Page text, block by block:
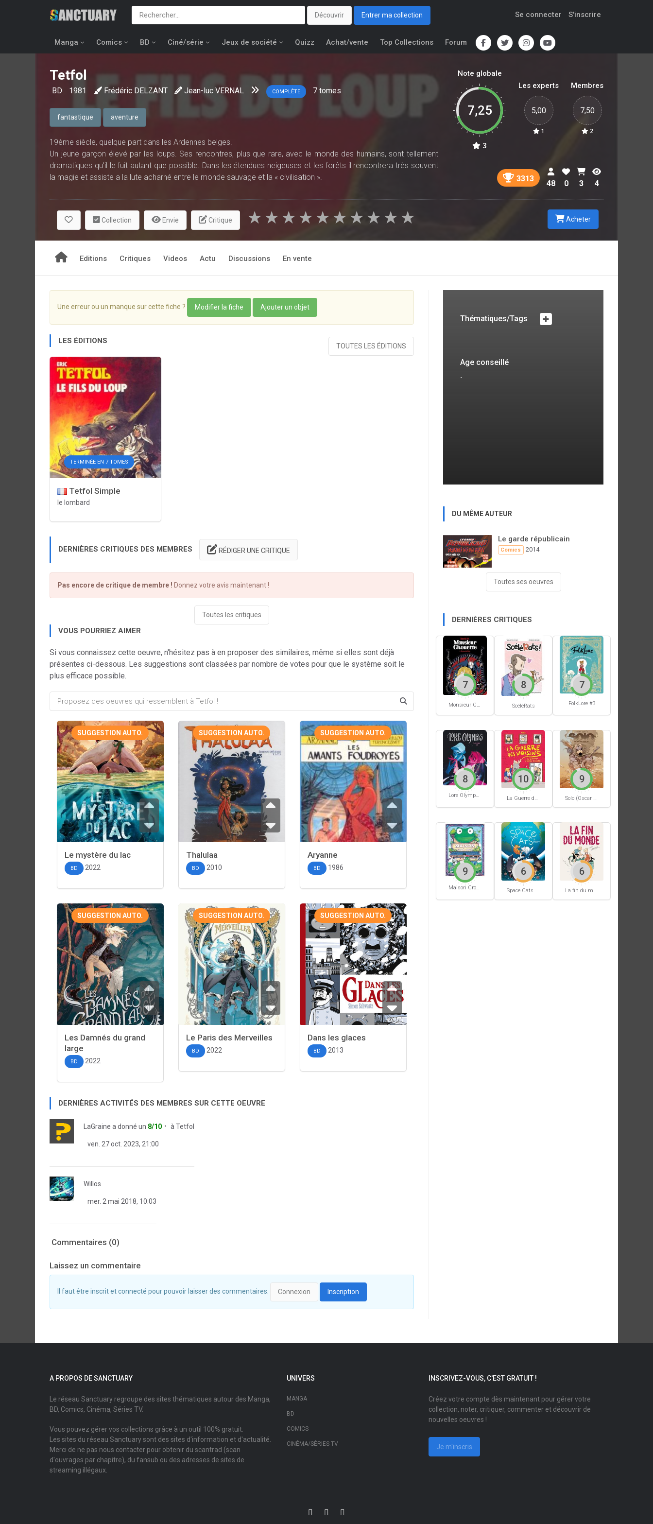
Découvrir Entrer ma collection Se connecter S'inscrire
Manga Comics BD Ciné/série Jeux de société Quizz Achat/vente Top Collections Forum
Tetfol
BD 1981 Frédéric DELZANT Jean-luc VERNAL COMPLÈTE 7 tomes
fantastique aventure
19ème siècle, quelque part dans les Ardennes belges.
Un jeune garçon élevé par les loups. Ses rencontres, plus que rare, avec le monde des humains, sont tellement
dramatiques qu'il le fuit autant que possible. Dans les étendues neigeuses et les forêts il rencontrera très souvent
la magie et assiste a la lute acharné entre le monde sauvage et la « civilisation ».
Note globale
7,25
3
Les experts
5,00
1
Membres
7,50
2
3313
48 0 3 4
Collection Envie Critique ★
★
★
★
★
★
★
★
★
★ Acheter
Editions Critiques Videos Actu Discussions En vente
Une erreur ou un manque sur cette fiche ? Modifier la fiche Ajouter un objet
LES ÉDITIONS
TOUTES LES ÉDITIONS
TERMINÉE EN 7 TOMES
Tetfol Simple
le lombard
DERNIÈRES CRITIQUES DES MEMBRES RÉDIGER UNE CRITIQUE
Pas encore de critique de membre ! Donnez votre avis maintenant !
Toutes les critiques
VOUS POURRIEZ AIMER
Si vous connaissez cette oeuvre, n'hésitez pas à en proposer des similaires, même si elles sont déjà
présentes ci-dessous. Les suggestions sont classées par nombre de votes pour que le système soit le
plus efficace possible.
SUGGESTION AUTO.
Le mystère du lac
BD 2022
SUGGESTION AUTO.
Thalulaa
BD 2010
SUGGESTION AUTO.
Aryanne
BD 1986
SUGGESTION AUTO.
Les Damnés du grand
large
BD 2022
SUGGESTION AUTO.
Le Paris des Merveilles
BD 2022
SUGGESTION AUTO.
Dans les glaces
BD 2013
DERNIÈRES ACTIVITÉS DES MEMBRES SUR CETTE OEUVRE
LaGraine a donné un 8/10 à Tetfol
ven. 27 oct. 2023, 21:00
Willos
mer. 2 mai 2018, 10:03
Commentaires (0)
Laissez un commentaire
Il faut être inscrit et connecté pour pouvoir laisser des commentaires. Connexion Inscription
Thématiques/Tags
Age conseillé
-
DU MÊME AUTEUR
Le garde républicain
Comics 2014
Toutes ses oeuvres
DERNIÈRES CRITIQUES
Monsieur Chouette
7
ScéléRats
8
FolkLore #3
7
Lore Olympus #10
8
La Guerre des voisins
10
Solo (Oscar Martin) #1
9
Maison Croâ Croâ
9 6 6
A PROPOS DE SANCTUARY
Le réseau Sanctuary regroupe des sites thématiques autour des Manga,
BD, Comics, Cinéma, Séries TV.
Vous pouvez gérer vos collections grâce à un outil 100% gratuit.
Les sites du réseau Sanctuary sont des sites d'information et d'actualité.
Merci de ne pas nous contacter pour obtenir du scantrad (scan
d'ouvrages par chapitre), du fansub ou des adresses de sites de
streaming illégaux.
UNIVERS
MANGA
BD
COMICS
CINÉMA/SÉRIES TV
INSCRIVEZ-VOUS, C'EST GRATUIT !
Créez votre compte dès maintenant pour gérer votre
collection, noter, critiquer, commenter et découvrir de
nouvelles oeuvres !
Je m'inscris